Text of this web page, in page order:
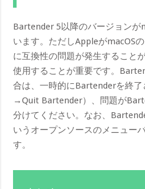
Bartender 5以降のバージョンが
います。ただしAppleがmacOS
に互換性の問題が発生すること
使用することが重要です。
合は、一時的にBartenderを終
→Quit Bartender）、問題が
分けてください。なお、
いうオープンソースのメニュー
す。